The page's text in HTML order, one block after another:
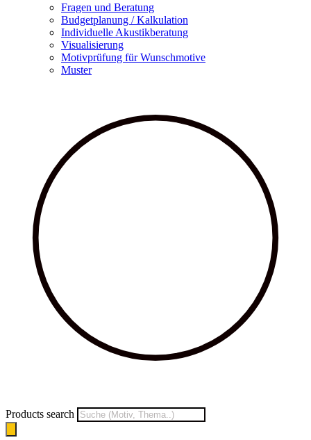
Fragen und Beratung
Budgetplanung / Kalkulation
Individuelle Akustikberatung
Visualisierung
Motivprüfung für Wunschmotive
Muster
Products search